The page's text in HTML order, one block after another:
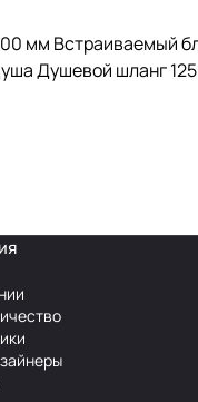
мм Встраиваемый
Душевой шланг